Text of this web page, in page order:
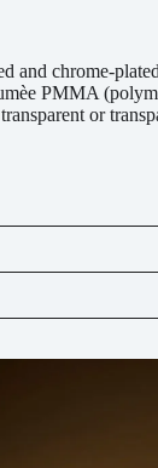
and chrome-
PMMA
or